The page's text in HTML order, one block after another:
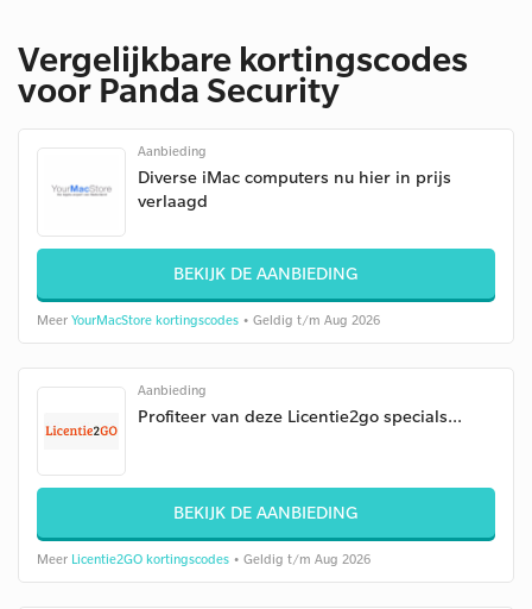
Vergelijkbare kortingscodes
voor Panda Security
Aanbieding
Diverse iMac computers nu hier in prijs
verlaagd
BEKIJK DE AANBIEDING
Meer YourMacStore kortingscodes • Geldig t/m Aug 2026
Aanbieding
Profiteer van deze Licentie2go specials...
BEKIJK DE AANBIEDING
Meer Licentie2GO kortingscodes • Geldig t/m Aug 2026